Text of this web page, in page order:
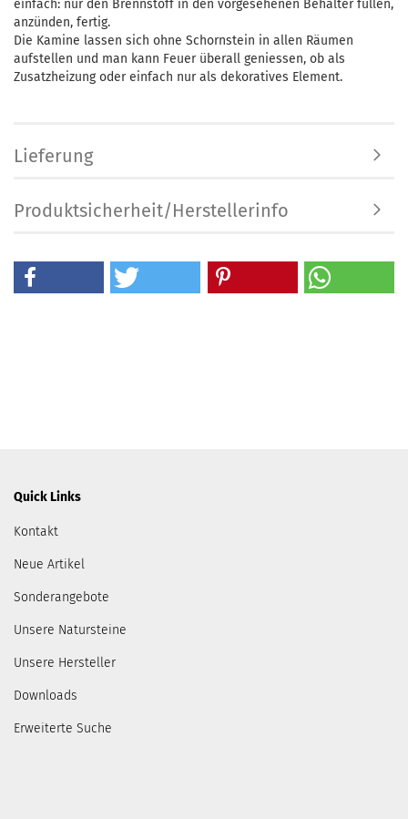
einfach: nur den Brennstoff in den vorgesehenen Behälter füllen,
anzünden, fertig.
Die Kamine lassen sich ohne Schornstein in allen Räumen
aufstellen und man kann Feuer überall geniessen, ob als
Zusatzheizung oder einfach nur als dekoratives Element.
Lieferung
Produktsicherheit/Herstellerinfo
Quick Links
Kontakt
Neue Artikel
Sonderangebote
Unsere Natursteine
Unsere Hersteller
Downloads
Erweiterte Suche